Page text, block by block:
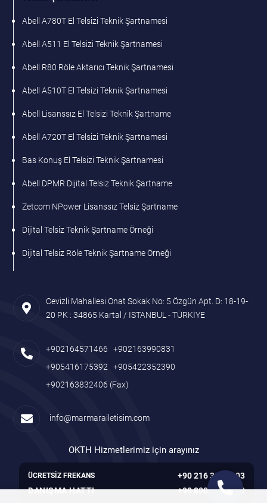
Abell A780T El Telsizi Teknik Şartnamesi
Abell A511 El Telsizi Teknik Şartnamesi
Abell R80 Röle Aktarıcı Teknik Şartnamesi
Abell A510T El Telsizi Teknik Şartnamesi
Abell Lisanssız El Telsizi Teknik Şartname
Abell A720T El Telsizi Teknik Şartnamesi
Bas Konuş El Telsizi Teknik Şartnamesi
Abell DPMR Dijital Telsiz Teknik Şartname
Zetcom NPower Lisanssız Telsiz Şartname
Dijital Telsiz Teknik Şartname Örneği
Dijital Telsiz Röle Teknik Şartname Örneği
Cevizli Mahallesi Onat Sokak No: 5 Özgün Apt. D: 18-19-
20 PK : 34865 Kartal / ISTANBUL - TÜRKİYE
+902164571466
+902163990831
+905416175392
+905422352390
+902163832406 (Fax)
info@marmarailetisim.com
OKTH Hizmetlerimiz için arayınız
ÜCRETSİZ FREKANS
DANIŞMA HATTI
+90 216 305 7103
+90 800 261 7103